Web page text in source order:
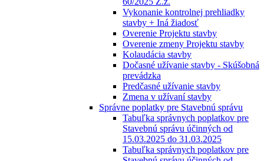
Vykonanie kontrolnej prehliadky
stavby + Iná žiadosť
Overenie Projektu stavby
Overenie zmeny Projektu stavby
Kolaudácia stavby
Dočasné užívanie stavby - Skúšobná
prevádzka
Predčasné užívanie stavby
Zmena v užívaní stavby
Správne poplatky pre Stavebnú správu
Tabuľka správnych poplatkov pre
Stavebnú správu účinných od
15.03.2025 do 31.03.2025
Tabuľka správnych poplatkov pre